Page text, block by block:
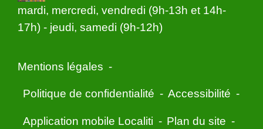
mardi, mercredi, vendredi (9h-13h et 14h-
17h) - jeudi, samedi (9h-12h)
Mentions légales -
Politique de confidentialité - Accessibilité -
Application mobile Localiti - Plan du site -